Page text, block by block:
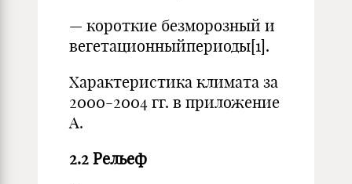
— короткие безморозный и
вегетационныйпериоды[1].
Характеристика климата за
2000-2004 гг. в приложение
А.
2.2 Рельеф